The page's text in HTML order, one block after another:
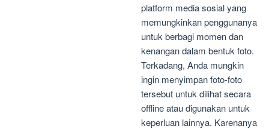
platform media sosial yang
memungkinkan penggunanya
untuk berbagi momen dan
kenangan dalam bentuk foto.
Terkadang, Anda mungkin
ingin menyimpan foto-foto
tersebut untuk dilihat secara
offline atau digunakan untuk
keperluan lainnya. Karenanya